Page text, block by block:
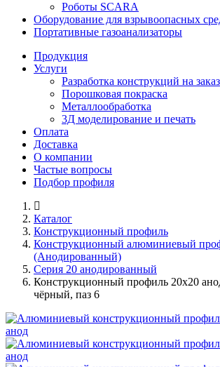
Роботы SCARA
Оборудование для взрывоопасных
Портативные газоанализаторы
Продукция
Услуги
Разработка конструкций на заказ
Порошковая покраска
Металлообработка
3Д моделирование и печать
Оплата
Доставка
О компании
Частые вопросы
Подбор профиля
Каталог
Конструкционный профиль
Конструкционный алюминиевый
(Анодированный)
Серия 20 анодированный
Конструкционный профиль 20х20
чёрный, паз 6